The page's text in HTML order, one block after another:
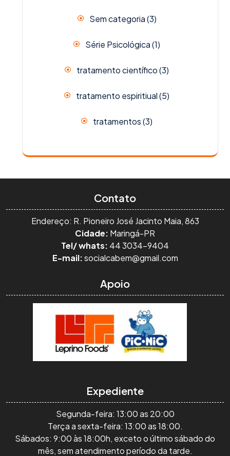
Sem categoria(3)
Série Psicológica(1)
tratamento científico(3)
tratamento espiritiual(5)
tratamentos(3)
Contato
Endereço: R. Pioneiro José Jacinto Maia, 863
Cidade: Maringá-PR
Tel/ whats: 44 3034-9404
E-mail:socialcabem@gmail.com
Apoio
Expediente
Segunda-feira: 13:00 as 20:00
Terça a sexta-feira: 13:00 as 18:00.
Sábados: 9:00 às 18:00h, exceto o último sábado do
mês, sem atendimento período da tarde.